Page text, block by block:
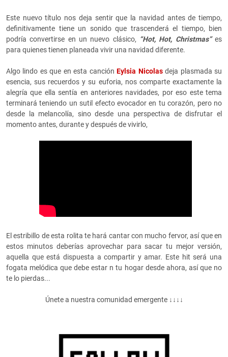
Este nuevo título nos deja sentir que la navidad antes de tiempo,
definitivamente tiene un sonido que trascenderá el tiempo, bien
podría convertirse en un nuevo clásico, “Hot, Hot, Christmas”es
para quienes tienen planeada vivir una navidad diferente.
Algo lindo es que en esta canciónEylsia Nicolasdeja plasmada su
esencia, sus recuerdos y su euforia, nos comparte exactamente la
alegría que ella sentía en anteriores navidades, por eso este tema
terminará teniendo un sutil efecto evocador en tu corazón, pero no
desde la melancolía, sino desde una perspectiva de disfrutar el
momento antes, durante y después de vivirlo,
El estribillo de esta rolita te hará cantar con mucho fervor, así que en
estos minutos deberías aprovechar para sacar tu mejor versión,
aquella que está dispuesta a compartir y amar. Este hit será una
fogata melódica que debe estar n tu hogar desde ahora, así que no
te lo pierdas...
Únete a nuestra comunidad emergente ↓↓↓↓